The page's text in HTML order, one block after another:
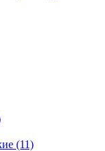
(11)